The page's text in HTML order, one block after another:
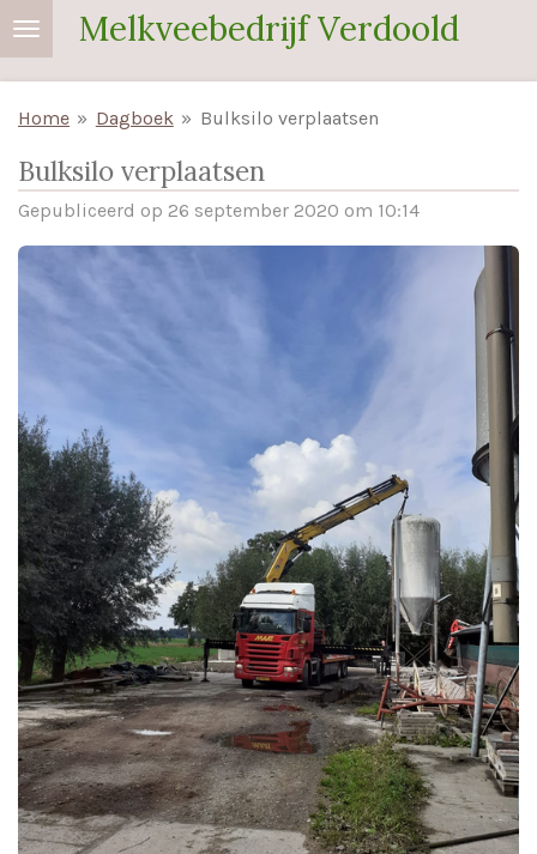
Ga
direct
de
hoofdinhoud
Melkveebedrijf Verdoold
Home » Dagboek » Bulksilo verplaatsen
Bulksilo verplaatsen
Gepubliceerd op 26 september 2020 om 10:14